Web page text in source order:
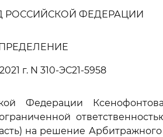
РОССИЙСКОЙ ФЕДЕРАЦИИ
г. N 310-ЭС21-5958
Федерации
на решение